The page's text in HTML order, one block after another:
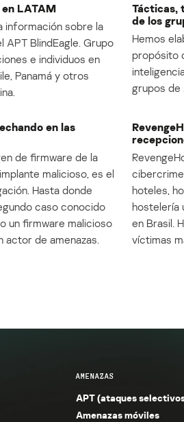
LATAM
información sobre la
APT BlindEagle. Grupo
e individuos en
Panamá y otros
Tácticas,
de los
Hemos
propósito
grupos de
en las
de firmware de la
malicioso, es el
Hasta donde
caso conocido
un firmware malicioso
actor de amenazas.
hoteles,
hostelería
en Brasil.
víctimas
AMENAZAS
APT (ataques
Amenazas móviles